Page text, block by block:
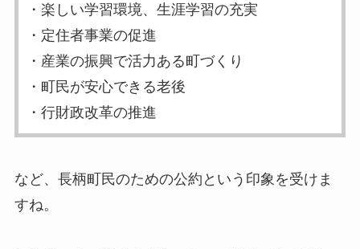
・楽しい学習環境、生涯学習の充実
・定住者事業の促進
・産業の振興で活力ある町づくり
・町民が安心できる老後
・行財政改革の推進
など、長柄町民のための公約という印象を受けま
すね。